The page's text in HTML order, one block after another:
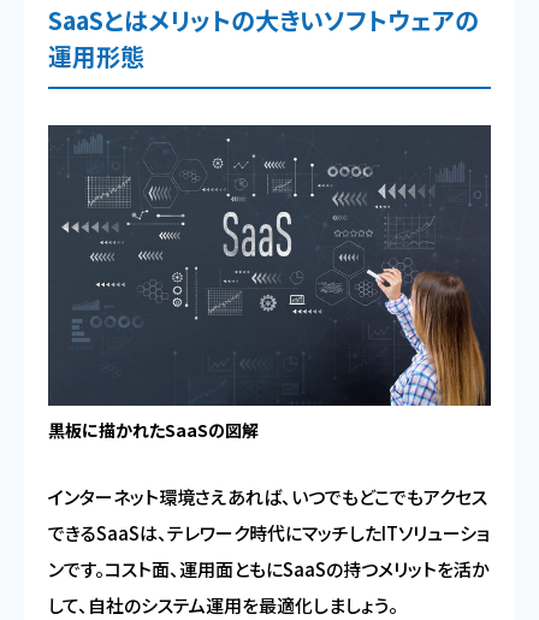
SaaSとはメリットの大きいソフトウェアの
運用形態
黒板に描かれたSaaSの図解
インターネット環境さえあれば、いつでもどこでもアクセス
できるSaaSは、テレワーク時代にマッチしたITソリューショ
ンです。コスト面、運用面ともにSaaSの持つメリットを活か
して、自社のシステム運用を最適化しましょう。